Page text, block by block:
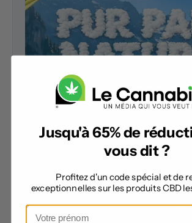
Jusqu'à 65% de
vous dit ?
Profitez d'un code spécial et de
exceptionnelles sur les produits CBD